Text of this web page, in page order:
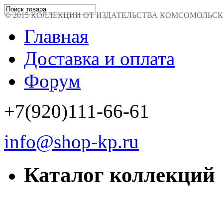
Главная
Доставка и оплата
Форум
+7(920)111-66-61
info@shop-kp.ru
Каталог коллекций
© 2015 КОЛЛЕКЦИИ ОТ ИЗДАТЕЛЬСТВА